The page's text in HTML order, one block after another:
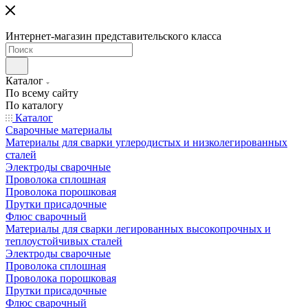
Интернет-магазин представительского класса
Каталог
По всему сайту
По каталогу
Каталог
Сварочные материалы
Материалы для сварки углеродистых и низколегированных
сталей
Электроды сварочные
Проволока сплошная
Проволока порошковая
Прутки присадочные
Флюс сварочный
Материалы для сварки легированных высокопрочных и
теплоустойчивых сталей
Электроды сварочные
Проволока сплошная
Проволока порошковая
Прутки присадочные
Флюс сварочный